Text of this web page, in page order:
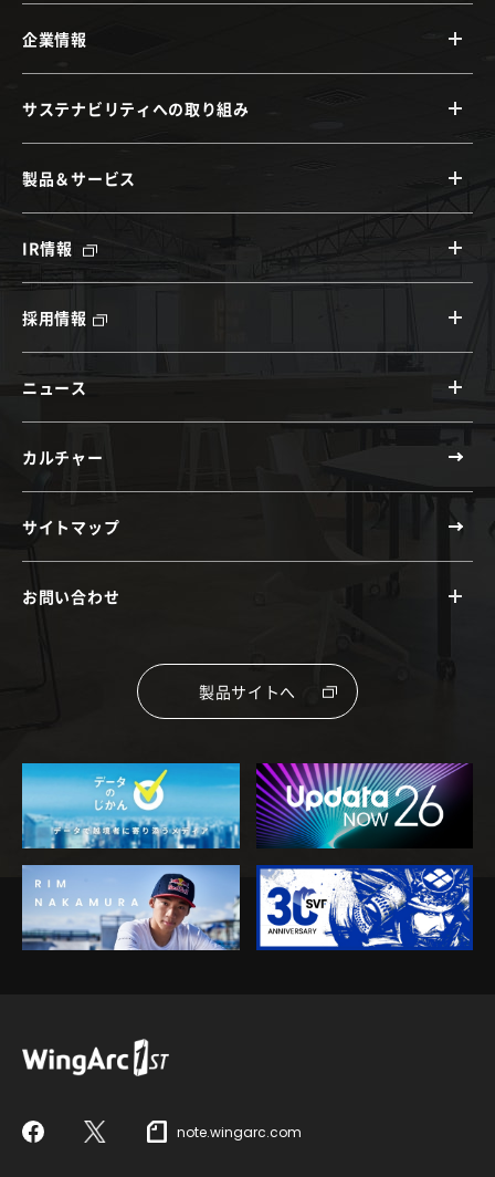
企業情報
サステナビリティへの取り組み
製品＆サービス
IR情報
採用情報
ニュース
カルチャー
サイトマップ
お問い合わせ
製品サイトへ
FacebookX note.wingarc.com